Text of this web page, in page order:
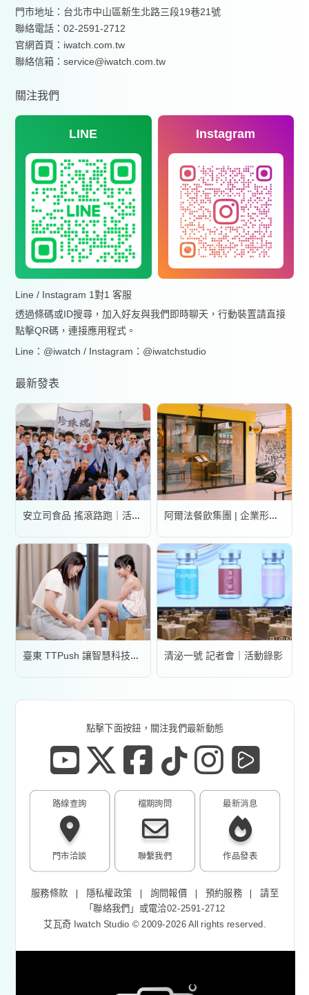
門市地址：台北市中山區新生北路三段19巷21號
聯絡電話：02-2591-2712
官網首頁： iwatch.com.tw
聯絡信箱：service@iwatch.com.tw
關注我們
LINE Instagram
Line / Instagram 1對1 客服
透過條碼或ID搜尋，加入好友與我們即時聊天，行動裝置請直接
點擊QR碼，連接應用程式。
Line：@iwatch / Instagram：@iwatchstudio
最新發表
安立司食品 搖滾路跑｜活動錄影 阿爾法餐飲集團 | 企業形象宣傳片
臺東 TTPush 讓智慧科技更有溫度 | 形象影片 清泌一號 記者會｜活動錄影
點擊下面按鈕，關注我們最新動態
路線查詢
門市洽談
最新消息
作品發表
檔期詢問
聯繫我們
服務條款 ❘ 隱私權政策 ❘詢問報價 ❘預約服務 ❘請至
「聯絡我們 」或電洽02-2591-2712
艾瓦奇 Iwatch Studio © 2009-2026 All rights reserved.